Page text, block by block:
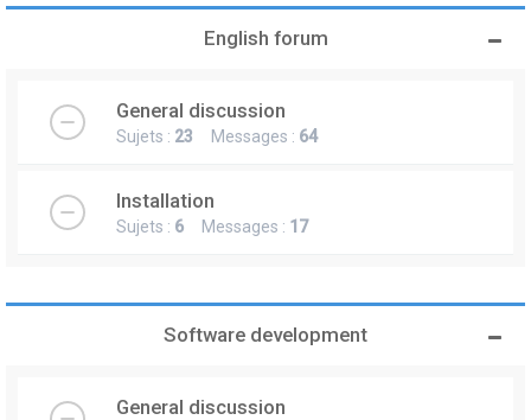
English forum
General discussion
Sujets : 23 Messages : 64
Installation
Sujets : 6 Messages : 17
Software development
General discussion